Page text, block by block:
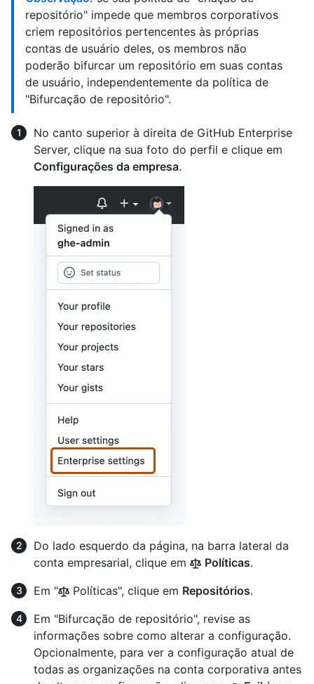
repositório" impede que membros corporativos
criem repositórios pertencentes às próprias
contas de usuário deles, os membros não
poderão bifurcar um repositório em suas contas
de usuário, independentemente da política de
"Bifurcação de repositório".
No canto superior à direita de GitHub Enterprise
Server, clique na sua foto do perfil e clique em
Configurações da empresa.
Do lado esquerdo da página, na barra lateral da
conta empresarial, clique em
Políticas.
Em "
Políticas", clique em Repositórios.
Em "Bifurcação de repositório", revise as
informações sobre como alterar a configuração.
Opcionalmente, para ver a configuração atual de
todas as organizações na conta corporativa antes